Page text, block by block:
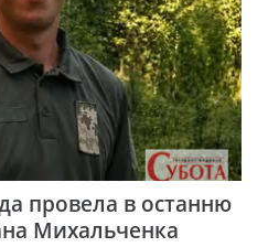
провела в останню
Михальченка